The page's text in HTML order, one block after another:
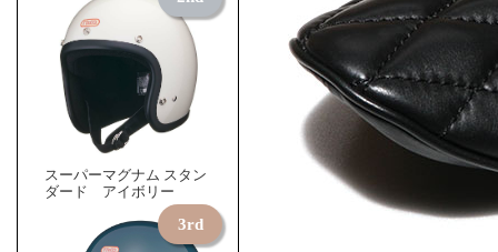
スーパーマグナム スタン
ダード アイボリー